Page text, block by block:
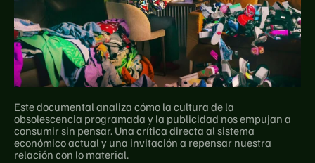
Este documental analiza cómo la cultura de la
obsolescencia programada y la publicidad nos empujan a
consumir sin pensar. Una crítica directa al sistema
económico actual y una invitación a repensar nuestra
relación con lo material.